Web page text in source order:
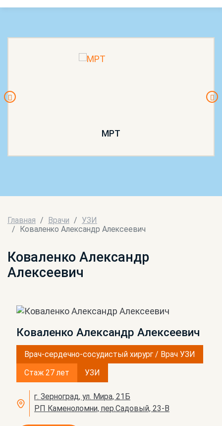
МРТ
Главная Врачи
УЗИ
Коваленко Александр Алексеевич
Коваленко Александр
Алексеевич
Коваленко Александр Алексеевич
Врач-сердечно-сосудистый хирург / Врач УЗИ
Стаж 27 лет
УЗИ
г. Зерноград, ул. Мира, 21Б
РП Каменоломни, пер.Садовый, 23-В